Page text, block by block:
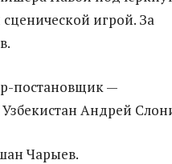
игрой. За
постановщик —
Узбекистан Андрей
Чарыев.